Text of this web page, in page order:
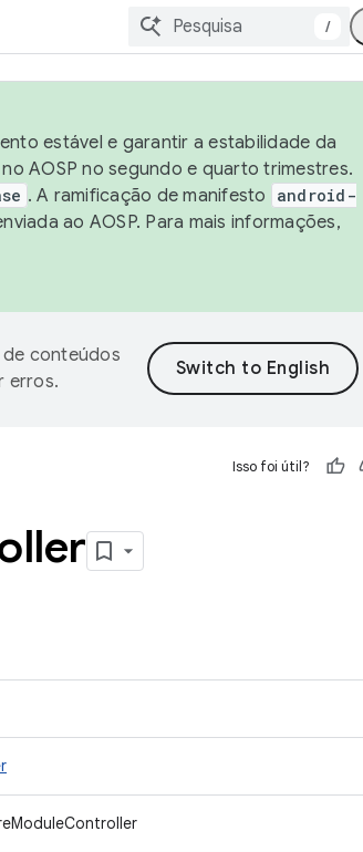
/
estável e garantir a estabilidade da
AOSP no segundo e quarto trimestres.
. A ramificação de manifesto
android-
ao AOSP. Para mais informações,
conteúdos
erros.
Isso foi útil?